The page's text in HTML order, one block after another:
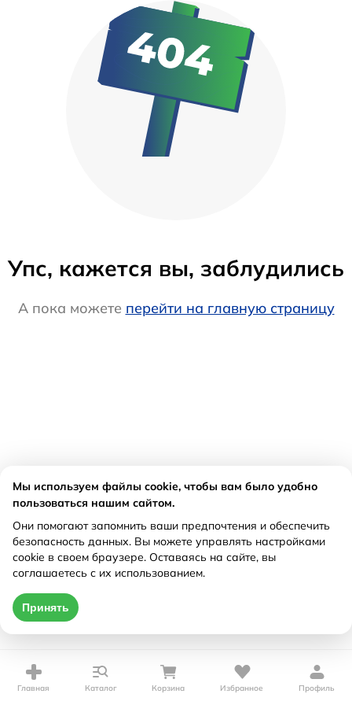
Упс, кажется вы, заблудились
А пока можете перейти на главную страницу
Главная Каталог Корзина Избранное Профиль
Мы используем файлы cookie, чтобы вам было удобно
пользоваться нашим сайтом.
Они помогают запомнить ваши предпочтения и обеспечить
безопасность данных. Вы можете управлять настройками
cookie в своем браузере. Оставаясь на сайте, вы
соглашаетесь с их использованием.
Принять